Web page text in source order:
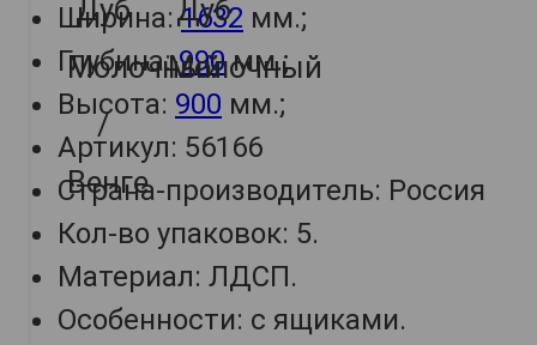
Ширина:1632 мм.;
Глубина:990мм.;
Высота: 900 мм.;
Артикул: 56166
Страна-производитель: Россия
Кол-во упаковок: 5.
Материал: ЛДСП.
Особенности: с ящиками.